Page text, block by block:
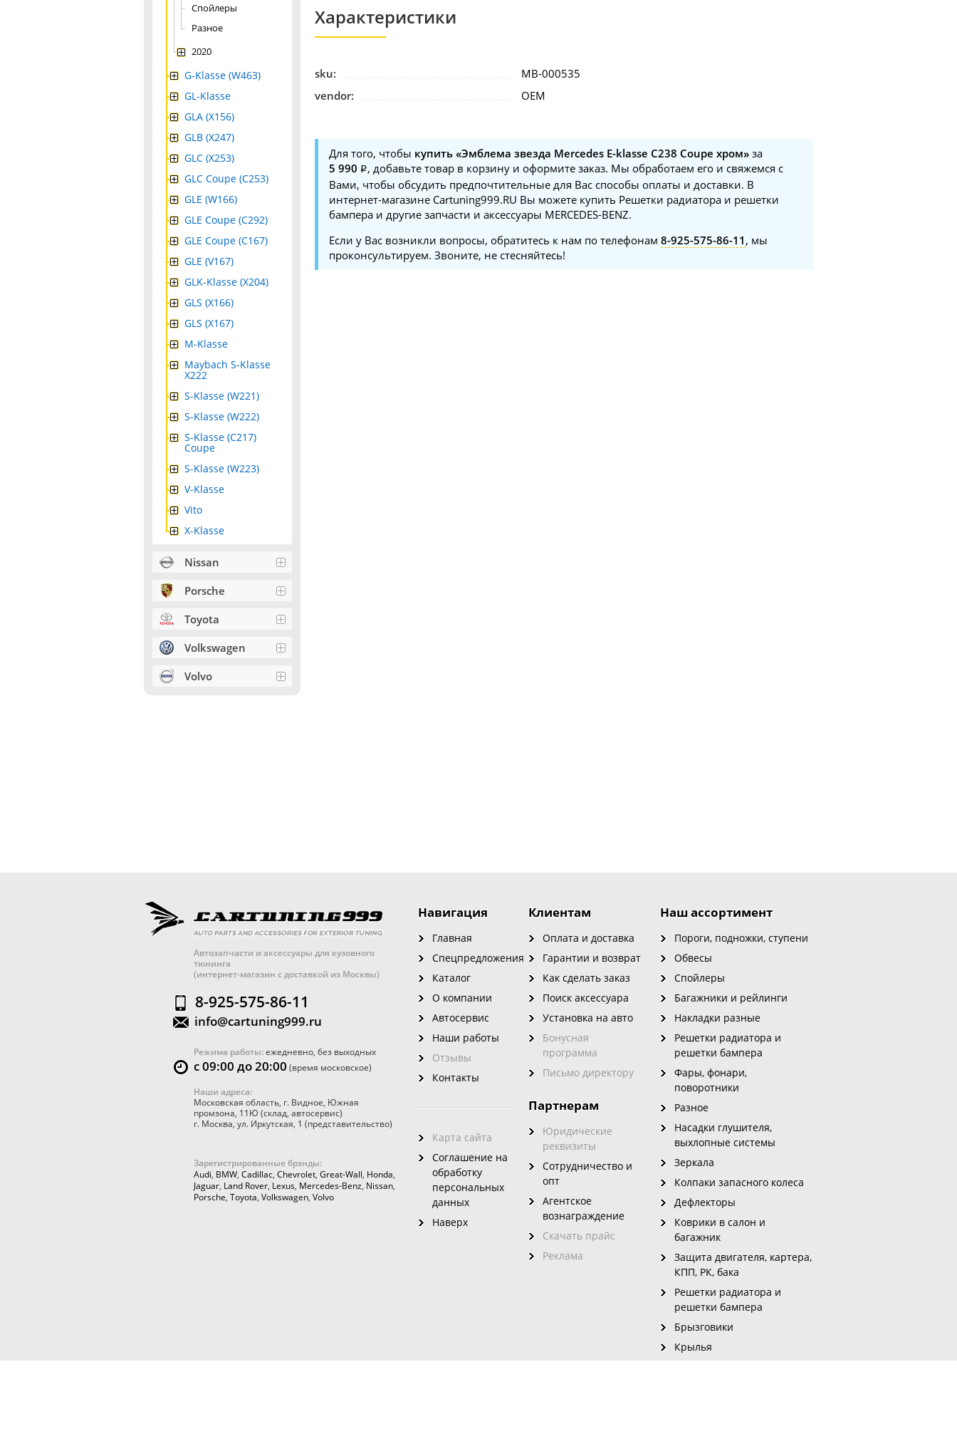
Характеристики
sku:
MB-000535
vendor:
OEM
Для того, чтобы купить «Эмблема звезда Mercedes E-klasse C238 Coupe хром» за
5 990
, добавьте товар в корзину и оформите заказ. Мы обработаем его и свяжемся с
Вами, чтобы обсудить предпочтительные для Вас способы оплаты и доставки. В
интернет-магазине Cartuning999.RU Вы можете купить Решетки радиатора и решетки
бампера и другие запчасти и аксессуары MERCEDES-BENZ.
Если у Вас возникли вопросы, обратитесь к нам по телефонам 8-925-575-86-11 , мы
проконсультируем. Звоните, не стесняйтесь!
Спойлеры
Разное
2020
G-Klasse (W463)
GL-Klasse
GLA (X156)
GLB (X247)
GLC (X253)
GLC Coupe (C253)
GLE (W166)
GLE Coupe (C292)
GLE Coupe (C167)
GLE (V167)
GLK-Klasse (X204)
GLS (X166)
GLS (X167)
M-Klasse
Maybach S-Klasse
X222
S-Klasse (W221)
S-Klasse (W222)
S-Klasse (C217)
Coupe
S-Klasse (W223)
V-Klasse
Vito
X-Klasse
Nissan
Porsche
Toyota
Volkswagen
Volvo
Автозапчасти и аксессуары для кузовного
тюнинга
(интернет-магазин с доставкой из Москвы)
8-925-575-86-11
info@cartuning999.ru
Режима работы:ежедневно, без выходных
с 09:00 до 20:00 (время московское)
Наши адреса:
Московская область, г. Видное, Южная
промзона, 11Ю (склад, автосервис)
г. Москва, ул. Иркутская, 1 (представительство)
Зарегистрированные брэнды:
Audi, BMW, Cadillac, Chevrolet, Great-Wall, Honda,
Jaguar, Land Rover, Lexus, Mercedes-Benz, Nissan,
Porsche, Toyota, Volkswagen, Volvo
Наш ассортимент
Пороги, подножки, ступени
Обвесы
Спойлеры
Багажники и рейлинги
Накладки разные
Решетки радиатора и
решетки бампера
Фары, фонари,
поворотники
Разное
Насадки глушителя,
выхлопные системы
Зеркала
Колпаки запасного колеса
Дефлекторы
Коврики в салон и
багажник
Защита двигателя, картера,
КПП, РК, бака
Решетки радиатора и
решетки бампера
Брызговики
Крылья
Навигация
Главная
Спецпредложения
Каталог
О компании
Автосервис
Наши работы
Отзывы
Контакты
Карта сайта
Соглашение на
обработку
персональных
данных
Наверх
Клиентам
Оплата и доставка
Гарантии и возврат
Как сделать заказ
Поиск аксессуара
Установка на авто
Бонусная
программа
Письмо директору
Партнерам
Юридические
реквизиты
Сотрудничество и
опт
Агентское
вознаграждение
Скачать прайс
Реклама